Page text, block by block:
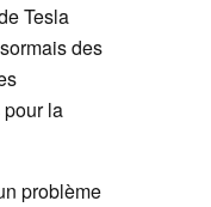
Tesla
des
la
problème